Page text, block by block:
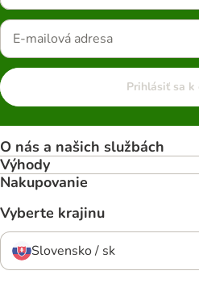
Prihlásiť sa k
O nás a našich službách
Výhody
Nakupovanie
Vyberte krajinu
Slovensko / sk